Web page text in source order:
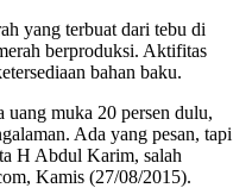
yang terbuat dari tebu di
berproduksi. Aktifitas
bahan baku.
uang muka 20 persen dulu,
Ada yang pesan, tapi
H Abdul Karim, salah
Kamis (27/08/2015).